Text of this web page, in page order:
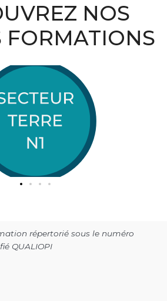
NOS
FORMATIONS
répertorié sous le numéro
QUALIOPI